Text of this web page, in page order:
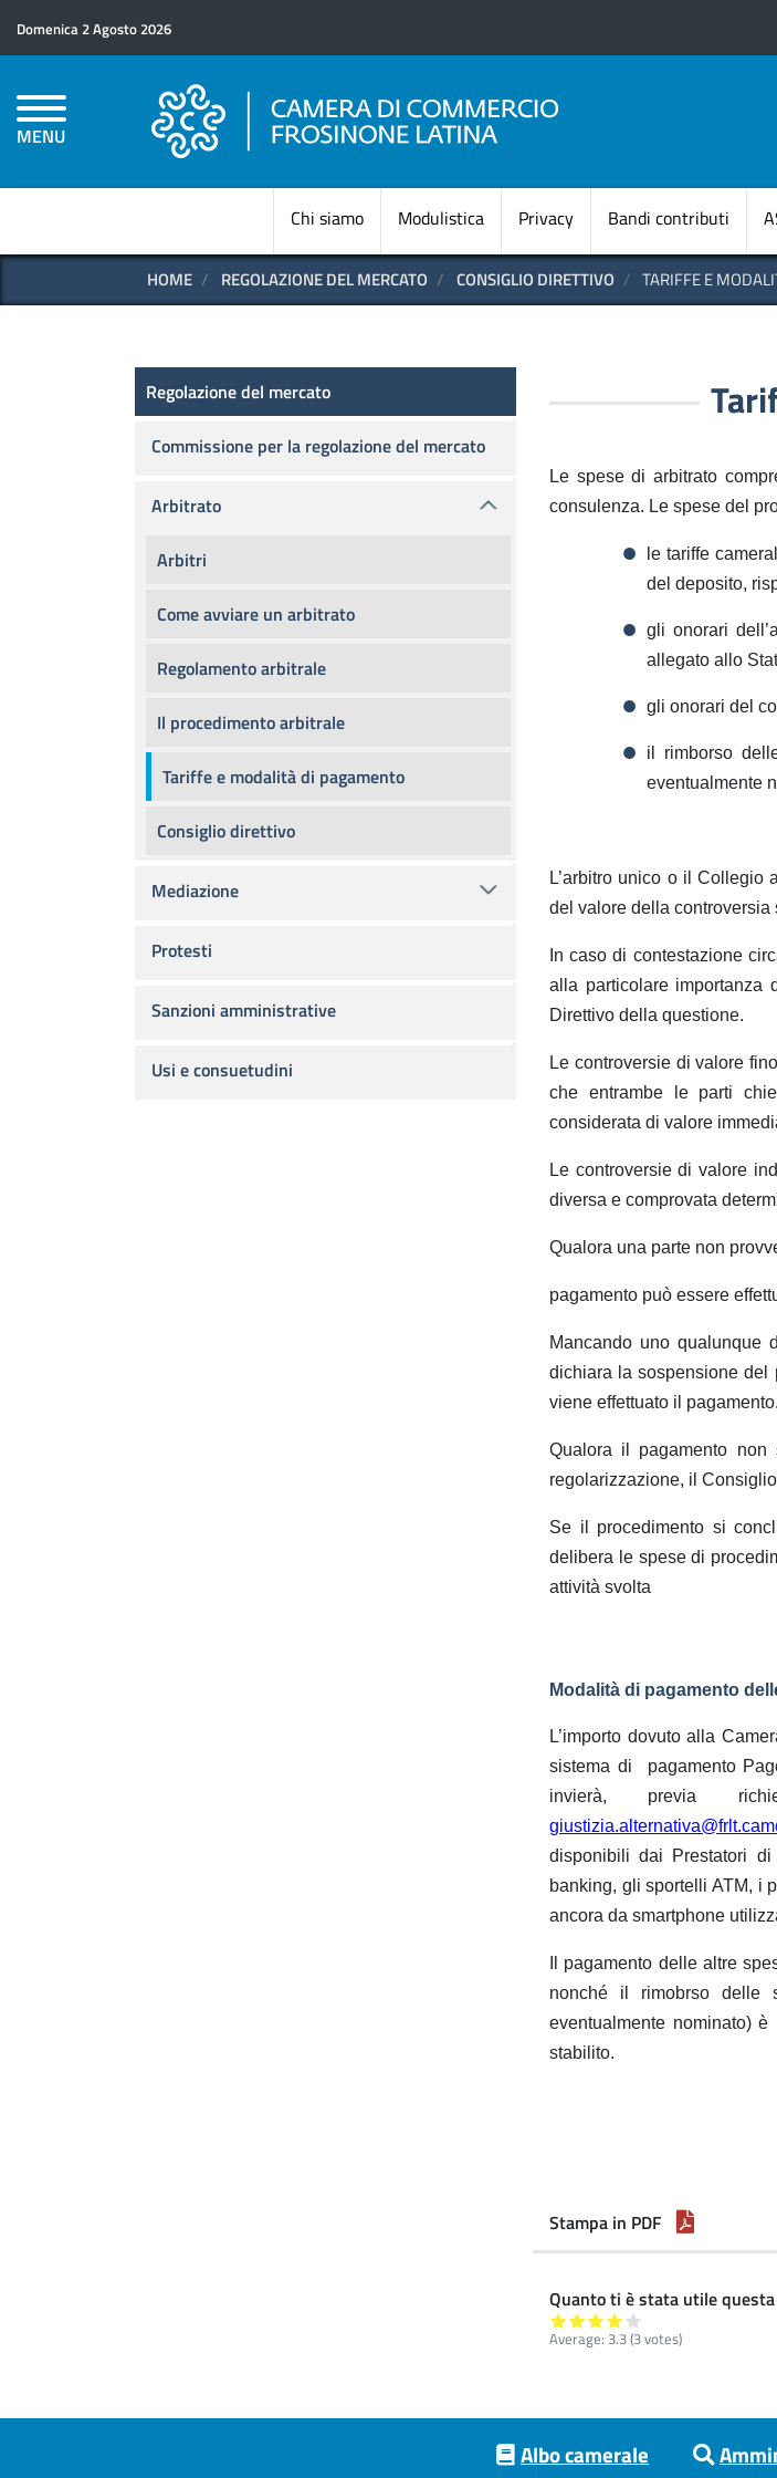
Domenica 2 Agosto 2026
MENU
Chi siamo Modulistica Privacy Bandi contributi
HOME REGOLAZIONE DEL MERCATO CONSIGLIO DIRETTIVO TARIFFE E
Le spese di arbitrato
consulenza. Le spese del
le tariffe
del deposito,
gli onorari
allegato allo
gli onorari del
il rimborso
eventualmente
L’arbitro unico o il
del valore della controversia
In caso di contestazione
alla particolare importanza
Direttivo della questione.
Le controversie di valore
che entrambe le parti
considerata di valore
Le controversie di valore
diversa e comprovata
Qualora una parte non
pagamento può essere
Mancando uno qualunque
dichiara la sospensione del
viene effettuato il pagamento.
Qualora il pagamento non
regolarizzazione, il
Se il procedimento si
delibera le spese di
attività svolta
Modalità di pagamento
L’importo dovuto alla
sistema di pagamento
invierà, previa
disponibili dai Prestatori
banking, gli sportelli ATM, i
ancora da smartphone
Il pagamento delle altre
nonché il rimobrso delle
eventualmente nominato)
stabilito.
Stampa in PDF
Quanto ti è stata utile questa
Average: 3.3(3votes)
Regolazione del mercato
Regolazione del mercato
Commissione per la regolazione del mercato
Arbitrato
Arbitri
Come avviare un arbitrato
Regolamento arbitrale
Il procedimento arbitrale
Tariffe e modalità di pagamento
Consiglio direttivo
Mediazione
Protesti
Sanzioni amministrative
Usi e consuetudini
Albo camerale